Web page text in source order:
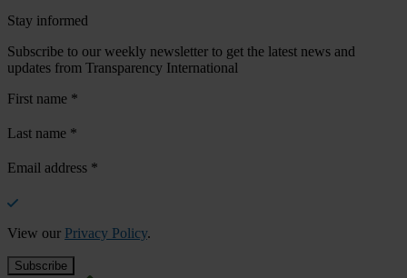
Stay informed
Subscribe to our weekly newsletter to get the latest news and
updates from Transparency International
First name *
Last name *
Email address *
View our Privacy Policy.